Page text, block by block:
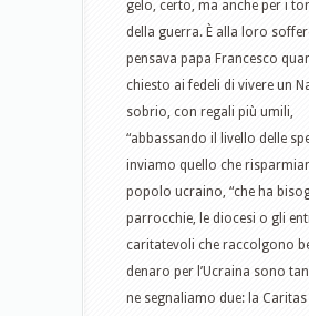
gelo, certo, ma anche per i
della guerra. È alla loro
pensava papa Francesco
chiesto ai fedeli di vivere un
sobrio, con regali più umili,
“abbassando il livello delle
inviamo quello che
popolo ucraino, “che ha
parrocchie, le diocesi o gli enti
caritatevoli che raccolgono
denaro per l’Ucraina sono
ne segnaliamo due: la Caritas